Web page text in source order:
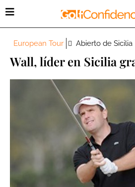
European Tour Abierto de Sicilia
Wall, líder en Sicilia